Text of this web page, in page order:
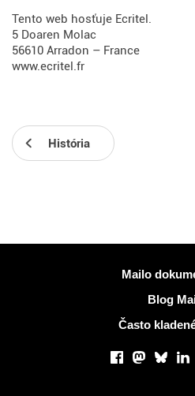
Tento web hosťuje Ecritel.
5 Doaren Molac
56610 Arradon – France
www.ecritel.fr
História
Mailo
Blog
Často
Facebook
Mastodon
Bluesky